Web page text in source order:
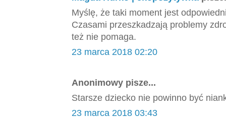
Myślę, że taki moment jest
Czasami przeszkadzają problemy
też nie pomaga.
23 marca 2018 02:20
Anonimowy pisze...
Starsze dziecko nie powinno być
23 marca 2018 03:43